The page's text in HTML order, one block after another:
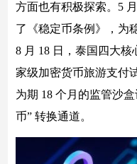
方面也有积极探索。5
了《稳定币条例》，为
8 月 18 日，泰国四大
家级加密货币旅游支付
为期 18 个月的监管沙
币” 转换通道。